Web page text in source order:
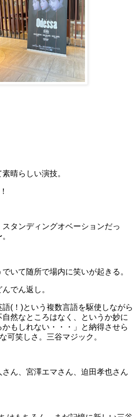
晴らしい演技。
タンディングオベーションだっ
いて随所で場内に笑いが起きる。
でん返し。
(！)という複数言語を駆使しながら
然なところはなく、というか妙に
かもしれない・・・」と納得させら
可笑しさ。三谷マジック。
ん、宮澤エマさん、迫田孝也さん